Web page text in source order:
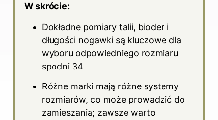
W skrócie:
Dokładne pomiary talii, bioder i
długości nogawki są kluczowe dla
wyboru odpowiedniego rozmiaru
spodni 34.
Różne marki mają różne systemy
rozmiarów, co może prowadzić do
zamieszania; zawsze warto